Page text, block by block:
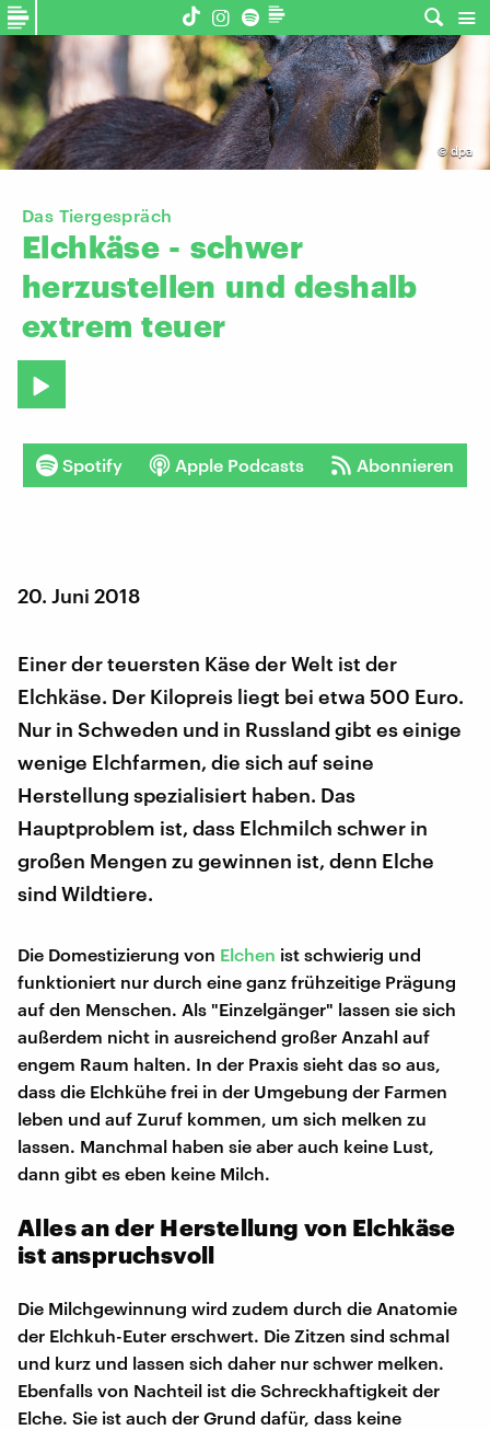
©dpa
Das Tiergespräch
Elchkäse - schwer
herzustellen und deshalb
extrem teuer
Spotify Apple Podcasts Abonnieren
20. Juni 2018
Einer der teuersten Käse der Welt ist der
Elchkäse. Der Kilopreis liegt bei etwa 500 Euro.
Nur in Schweden und in Russland gibt es einige
wenige Elchfarmen, die sich auf seine
Herstellung spezialisiert haben. Das
Hauptproblem ist, dass Elchmilch schwer in
großen Mengen zu gewinnen ist, denn Elche
sind Wildtiere.
Die Domestizierung von Elchen ist schwierig und
funktioniert nur durch eine ganz frühzeitige Prägung
auf den Menschen. Als "Einzelgänger" lassen sie sich
außerdem nicht in ausreichend großer Anzahl auf
engem Raum halten. In der Praxis sieht das so aus,
dass die Elchkühe frei in der Umgebung der Farmen
leben und auf Zuruf kommen, um sich melken zu
lassen. Manchmal haben sie aber auch keine Lust,
dann gibt es eben keine Milch.
Alles an der Herstellung von Elchkäse
ist anspruchsvoll
Die Milchgewinnung wird zudem durch die Anatomie
der Elchkuh-Euter erschwert. Die Zitzen sind schmal
und kurz und lassen sich daher nur schwer melken.
Ebenfalls von Nachteil ist die Schreckhaftigkeit der
Elche. Sie ist auch der Grund dafür, dass keine